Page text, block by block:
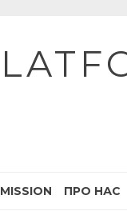
ПРО НАС